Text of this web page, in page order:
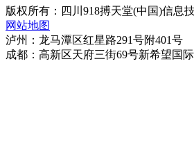
版权所有：四川918搏天堂(中国)信息
网站地图
泸州：龙马潭区红星路291号附401号
成都：高新区天府三街69号新希望国